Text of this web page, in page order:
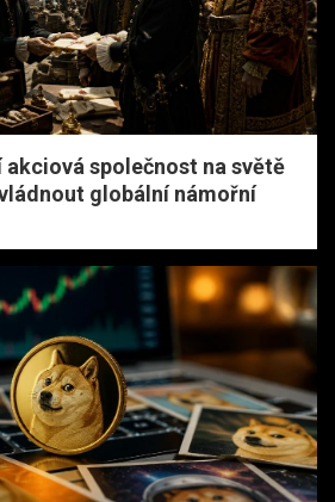
společnost na světě
globální námořní